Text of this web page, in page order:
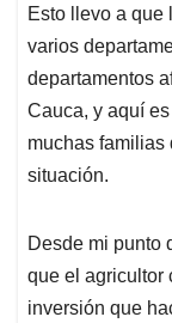
Esto llevo a que
varios
departamentos
Cauca, y aquí
muchas familias
situación.
Desde mi punto
que el agricultor
inversión que